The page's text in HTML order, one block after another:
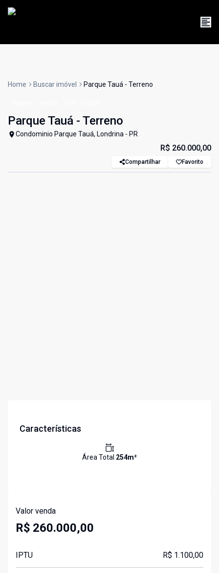
Home Buscar imóvel Parque Tauá - Terreno
Parque Tauá - Terreno
Condominio Parque Tauá, Londrina - PR
R$ 260.000,00
Compartilhar Favorito
Características
Área Total 254m²
Valor venda
R$ 260.000,00
IPTU R$ 1.100,00